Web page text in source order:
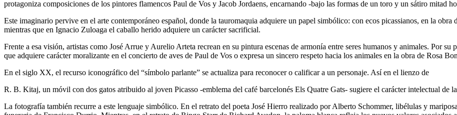
protagoniza composiciones de los pintores flamencos Paul de Vos y Jacob Jordaens, encarnando -bajo las formas de un toro y un sátiro mitad
Este imaginario pervive en el arte contemporáneo español, donde la tauromaquia adquiere un papel simbólico: con ecos picassianos, en la obra
mientras que en Ignacio Zuloaga el caballo herido adquiere un carácter sacrificial.
Frente a esa visión, artistas como José Arrue y Aurelio Arteta recrean en su pintura escenas de armonía entre seres humanos y animales. Por
que adquiere carácter moralizante en el concierto de aves de Paul de Vos o expresa un sincero respeto hacia los animales en la obra de Rosa
En el siglo XX, el recurso iconográfico del “símbolo parlante” se actualiza para reconocer o calificar a un personaje. Así en el lienzo de
R. B. Kitaj, un móvil con dos gatos atribuido al joven Picasso -emblema del café barcelonés Els Quatre Gats- sugiere el carácter intelectual de
La fotografía también recurre a este lenguaje simbólico. En el retrato del poeta José Hierro realizado porAlberto Schommer, libélulas y